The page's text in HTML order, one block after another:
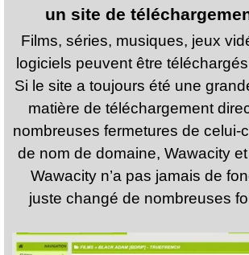
un site de
Films, séries, musiques, jeux
logiciels peuvent être
Si le site a toujours été une
matière de téléchargement
nombreuses fermetures de celui-
de nom de domaine, Wawacity
Wawacity n’a pas jamais de
juste changé de nombreuses